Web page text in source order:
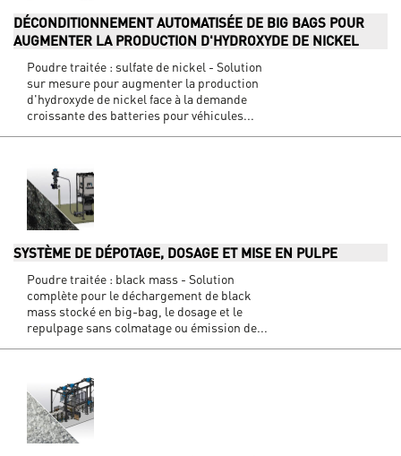
DÉCONDITIONNEMENT AUTOMATISÉE DE BIG BAGS POUR
AUGMENTER LA PRODUCTION D'HYDROXYDE DE NICKEL
Poudre traitée : sulfate de nickel - Solution
sur mesure pour augmenter la production
d'hydroxyde de nickel face à la demande
croissante des batteries pour véhicules...
SYSTÈME DE DÉPOTAGE, DOSAGE ET MISE EN PULPE
Poudre traitée : black mass - Solution
complète pour le déchargement de black
mass stocké en big-bag, le dosage et le
repulpage sans colmatage ou émission de...